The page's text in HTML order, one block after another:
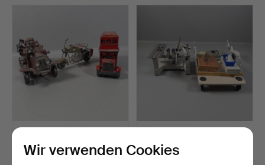
MODELLE, 3 Stk., Ende 2…
Beendet 18. Mai 2026
Troyes, Modell
Gravograph…
Beendet 25. Apr 2026
Wir verwenden Cookies